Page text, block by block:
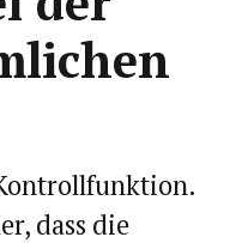
dass die